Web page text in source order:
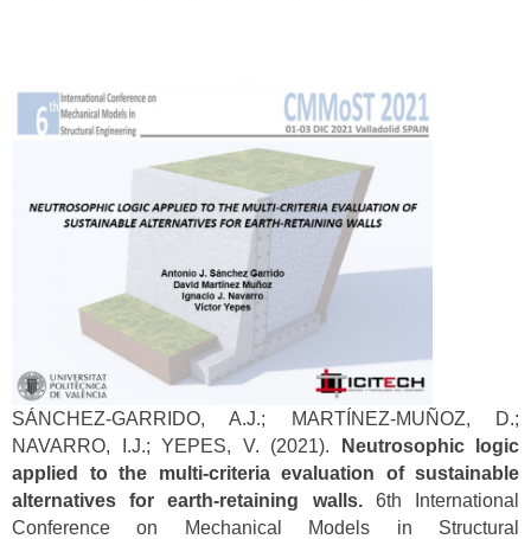
SÁNCHEZ-GARRIDO, A.J.; MARTÍNEZ-MUÑOZ, D.;
NAVARRO, I.J.; YEPES, V. (2021).
Neutrosophic logic
applied to the multi-criteria evaluation of sustainable
alternatives for earth-retaining walls.6th International
Conference on Mechanical Models in Structural